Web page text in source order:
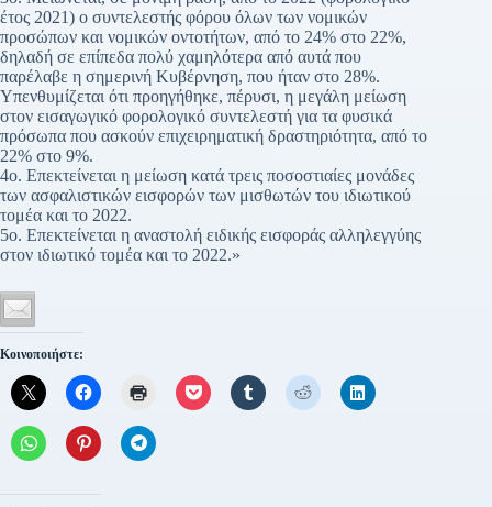
έτος 2021) ο συντελεστής φόρου όλων των νομικών
προσώπων και νομικών οντοτήτων, από το 24% στο 22%,
δηλαδή σε επίπεδα πολύ χαμηλότερα από αυτά που
παρέλαβε η σημερινή Κυβέρνηση, που ήταν στο 28%.
Υπενθυμίζεται ότι προηγήθηκε, πέρυσι, η μεγάλη μείωση
στον εισαγωγικό φορολογικό συντελεστή για τα φυσικά
πρόσωπα που ασκούν επιχειρηματική δραστηριότητα, από το
22% στο 9%.
4ο. Επεκτείνεται η μείωση κατά τρεις ποσοστιαίες μονάδες
των ασφαλιστικών εισφορών των μισθωτών του ιδιωτικού
τομέα και το 2022.
5ο. Επεκτείνεται η αναστολή ειδικής εισφοράς αλληλεγγύης
στον ιδιωτικό τομέα και το 2022.»
Κοινοποιήστε: